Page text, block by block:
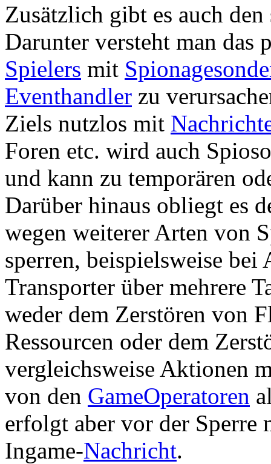
Zusätzlich gibt es auch
Darunter versteht man das
Spielers mit
Eventhandler zu
Ziels nutzlos mit
Foren etc. wird auch
und kann zu temporären
Darüber hinaus obliegt es
wegen weiterer Arten von
sperren, beispielsweise
Transporter über mehrere
weder dem Zerstören von
Ressourcen oder dem
vergleichsweise Aktionen
von den GameOperatoren
erfolgt aber vor der Sperre
Ingame-Nachricht.